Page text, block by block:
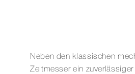
Neben den klassischen
Zeitmesser ein zuverlässiger